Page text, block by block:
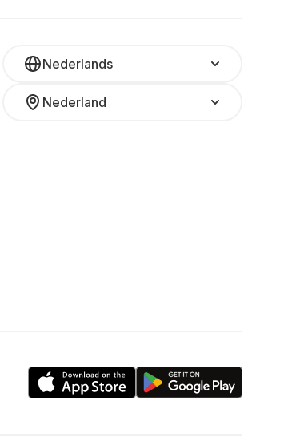
Nederlands
Nederland